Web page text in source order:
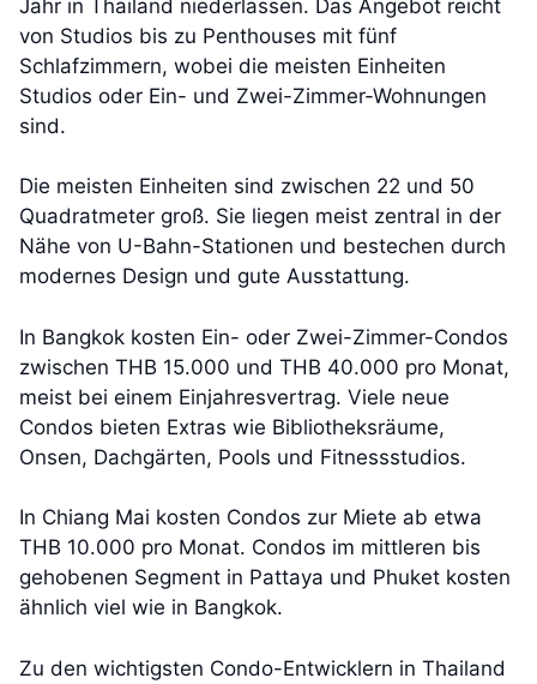
Jahr in Thailand niederlassen. Das Angebot reicht
von Studios bis zu Penthouses mit fünf
Schlafzimmern, wobei die meisten Einheiten
Studios oder Ein- und Zwei-Zimmer-Wohnungen
sind.
Die meisten Einheiten sind zwischen 22 und 50
Quadratmeter groß. Sie liegen meist zentral in der
Nähe von U-Bahn-Stationen und bestechen durch
modernes Design und gute Ausstattung.
In Bangkok kosten Ein- oder Zwei-Zimmer-Condos
zwischen THB 15.000 und THB 40.000 pro Monat,
meist bei einem Einjahresvertrag. Viele neue
Condos bieten Extras wie Bibliotheksräume,
Onsen, Dachgärten, Pools und Fitnessstudios.
In Chiang Mai kosten Condos zur Miete ab etwa
THB 10.000 pro Monat. Condos im mittleren bis
gehobenen Segment in Pattaya und Phuket kosten
ähnlich viel wie in Bangkok.
Zu den wichtigsten Condo-Entwicklern in Thailand